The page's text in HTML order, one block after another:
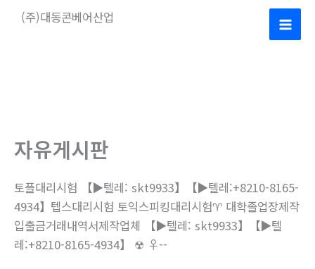
(주)대동콘베어산업
Main
자유게시판
토플대리시험 【▶텔레: skt9933】【▶텔레:+8210-8165-
4934】텝스대리시험 토익스피킹대리시험♈ 대학졸업장제작
입출금거래내역서제작업체 【▶텔레: skt9933】【▶텔
레:+8210-8165-4934】 ☢ ♀--